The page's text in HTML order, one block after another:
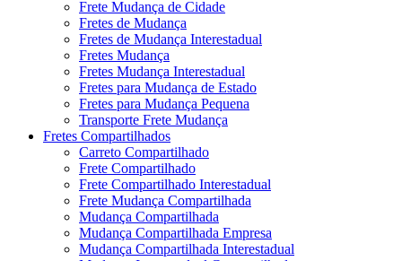
Frete Mudança de Cidade
Fretes de Mudança
Fretes de Mudança Interestadual
Fretes Mudança
Fretes Mudança Interestadual
Fretes para Mudança de Estado
Fretes para Mudança Pequena
Transporte Frete Mudança
Fretes Compartilhados
Carreto Compartilhado
Frete Compartilhado
Frete Compartilhado Interestadual
Frete Mudança Compartilhada
Mudança Compartilhada
Mudança Compartilhada Empresa
Mudança Compartilhada Interestadual